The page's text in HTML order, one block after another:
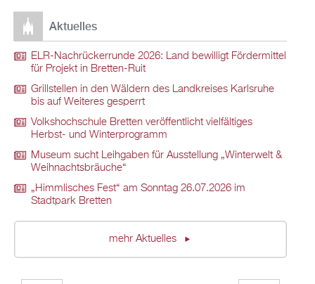
Aktuelles
ELR-Nachrückerrunde 2026: Land bewilligt Fördermittel
für Projekt in Bretten-Ruit
Grillstellen in den Wäldern des Landkreises Karlsruhe
bis auf Weiteres gesperrt
Volkshochschule Bretten veröffentlicht vielfältiges
Herbst- und Winterprogramm
Museum sucht Leihgaben für Ausstellung „Winterwelt &
Weihnachtsbräuche“
„Himmlisches Fest“ am Sonntag 26.07.2026 im
Stadtpark Bretten
mehr Aktuelles